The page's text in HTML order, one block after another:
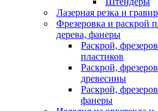
Лазерная резка и
Фрезеровка и раскрой
дерева, фанеры
Раскрой,
пластиков
Раскрой,
древесины
Раскрой,
фанеры